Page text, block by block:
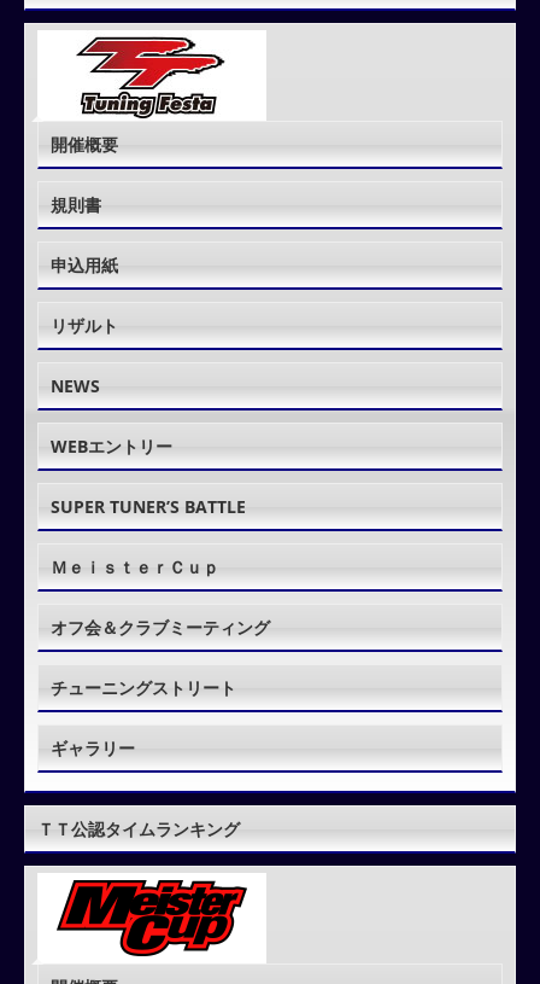
開催概要
規則書
申込用紙
リザルト
NEWS
WEBエントリー
SUPER TUNER’S BATTLE
ＭｅｉｓｔｅｒＣｕｐ
オフ会＆クラブミーティング
チューニングストリート
ギャラリー
ＴＴ公認タイムランキング